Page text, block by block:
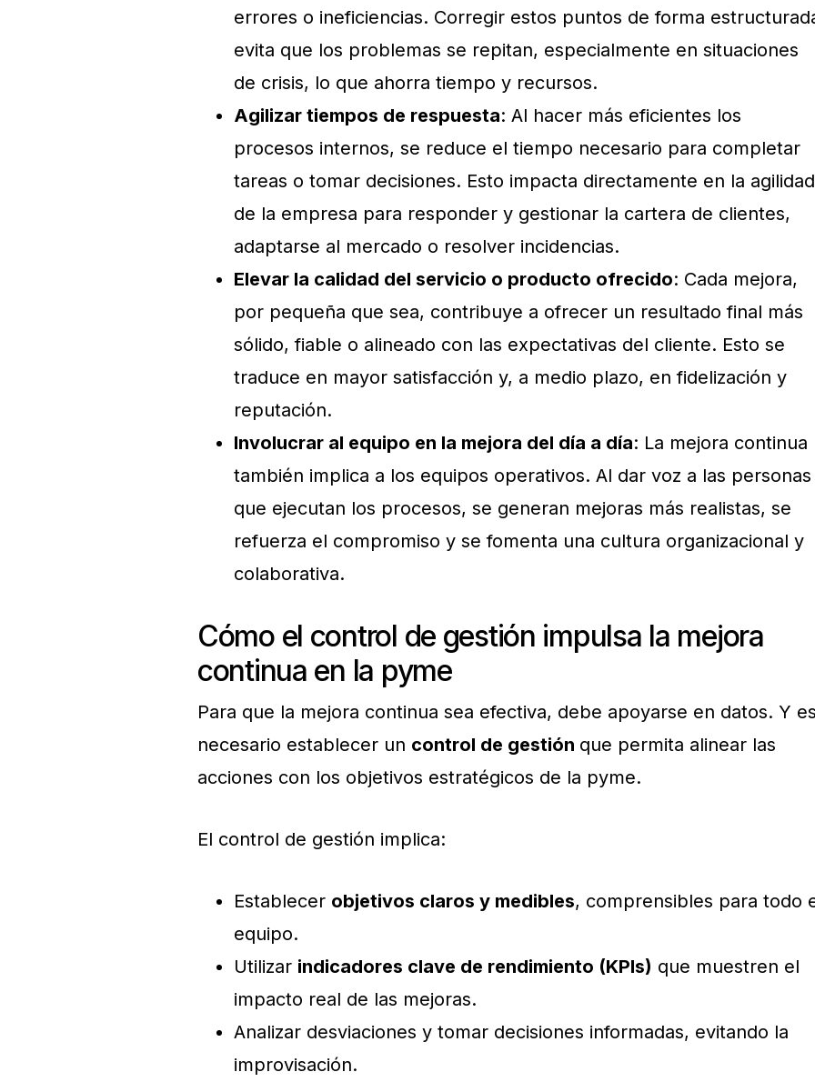
errores o ineficiencias. Corregir estos puntos de forma
evita que los problemas se repitan, especialmente en situaciones
de crisis, lo que ahorra tiempo y recursos.
Agilizar tiempos de respuesta: Al hacer más eficientes los
procesos internos, se reduce el tiempo necesario para completar
tareas o tomar decisiones. Esto impacta directamente en la agilidad
de la empresa para responder y gestionar la cartera de clientes,
adaptarse al mercado o resolver incidencias.
Elevar la calidad del servicio o producto ofrecido: Cada mejora,
por pequeña que sea, contribuye a ofrecer un resultado final más
sólido, fiable o alineado con las expectativas del cliente. Esto se
traduce en mayor satisfacción y, a medio plazo, en fidelización y
reputación.
Involucrar al equipo en la mejora del día a día: La mejora continua
también implica a los equipos operativos. Al dar voz a las personas
que ejecutan los procesos, se generan mejoras más realistas, se
refuerza el compromiso y se fomenta una cultura organizacional y
colaborativa.
Cómo el control de gestión impulsa la mejora
continua en la pyme
Para que la mejora continua sea efectiva, debe apoyarse en datos. Y
necesario establecer un control de gestión que permita alinear las
acciones con los objetivos estratégicos de la pyme.
El control de gestión implica:
Establecer objetivos claros y medibles, comprensibles para todo
equipo.
Utilizar indicadores clave de rendimiento (KPIs) que muestren el
impacto real de las mejoras.
Analizar desviaciones y tomar decisiones informadas, evitando la
improvisación.